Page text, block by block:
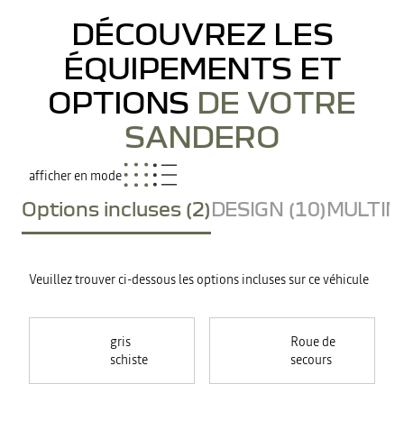
DÉCOUVREZ LES
ÉQUIPEMENTS ET
OPTIONS DE VOTRE
SANDERO
afficher en mode
Options incluses (2)DESIGN (10)
Veuillez trouver ci-dessous les options incluses sur ce véhicule
gris
schiste
Roue de
secours